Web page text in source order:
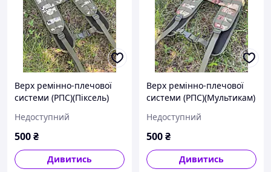
Верх ремінно-плечової
системи (РПС)(Піксель)
Недоступний
500₴
Дивитись
Верх ремінно-плечової
системи (РПС)(Мультикам)
Недоступний
500₴
Дивитись